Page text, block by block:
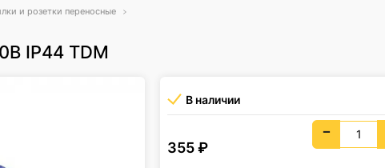
и розетки переносные
IP44 TDM
В наличии
355₽
-